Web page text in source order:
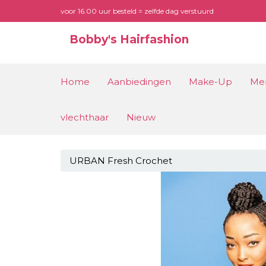
voor 16.00 uur besteld = zelfde dag verstuurd
Bobby's Hairfashion
Home Aanbiedingen Make-Up
vlechthaar Nieuw
URBAN Fresh Crochet